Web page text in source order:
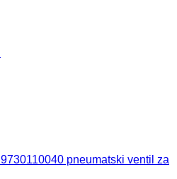
9730110040 pneumatski ventil za